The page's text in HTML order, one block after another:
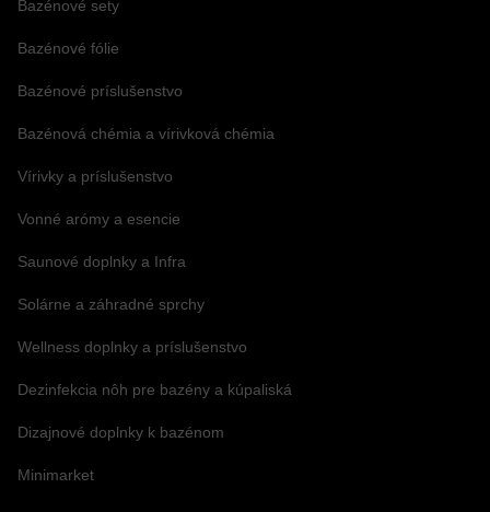
Bazénové sety
Bazénové fólie
Bazénové príslušenstvo
Bazénová chémia a vírivková chémia
Vírivky a príslušenstvo
Vonné arómy a esencie
Saunové doplnky a Infra
Solárne a záhradné sprchy
Wellness doplnky a príslušenstvo
Dezinfekcia nôh pre bazény a kúpaliská
Dizajnové doplnky k bazénom
Minimarket